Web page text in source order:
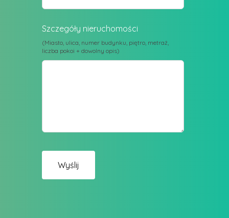
Szczegóły nieruchomości
(Miasto, ulica, numer budynku, piętro, metraż,
liczba pokoi + dowolny opis)